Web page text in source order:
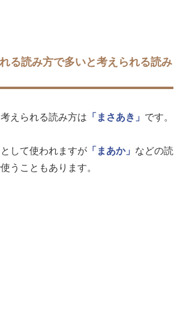
る読み方で多いと考えられる読み
えられる読み方は 「まさあき」 です。
して使われますが 「まあか」 などの読
うこともあります。